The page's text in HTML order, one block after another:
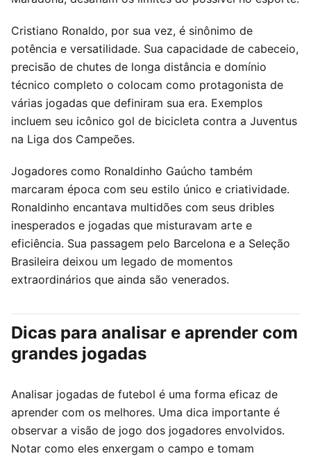
Cristiano Ronaldo, por sua vez, é sinônimo de
potência e versatilidade. Sua capacidade de cabeceio,
precisão de chutes de longa distância e domínio
técnico completo o colocam como protagonista de
várias jogadas que definiram sua era. Exemplos
incluem seu icônico gol de bicicleta contra a Juventus
na Liga dos Campeões.
Jogadores como Ronaldinho Gaúcho também
marcaram época com seu estilo único e criatividade.
Ronaldinho encantava multidões com seus dribles
inesperados e jogadas que misturavam arte e
eficiência. Sua passagem pelo Barcelona e a Seleção
Brasileira deixou um legado de momentos
extraordinários que ainda são venerados.
Dicas para analisar e aprender com
grandes jogadas
Analisar jogadas de futebol é uma forma eficaz de
aprender com os melhores. Uma dica importante é
observar a visão de jogo dos jogadores envolvidos.
Notar como eles enxergam o campo e tomam